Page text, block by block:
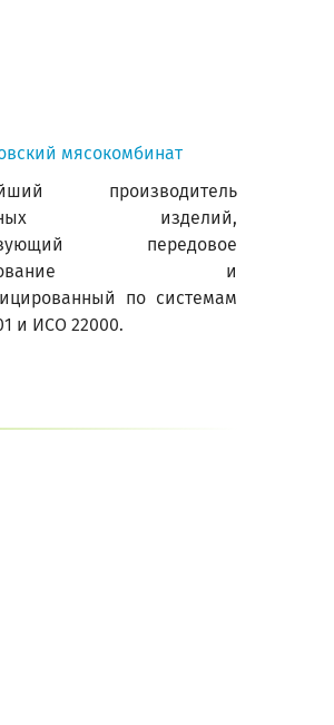
мясокомбинат
производитель
изделий,
передовое
и
по системам
и ИСО 22000.